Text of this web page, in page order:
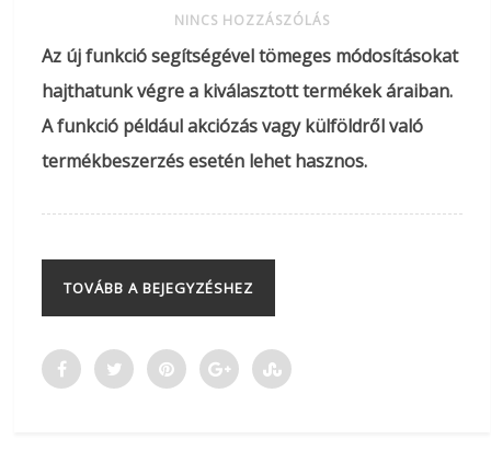
NINCS HOZZÁSZÓLÁS
Az új funkció segítségével tömeges módosításokat
hajthatunk végre a kiválasztott termékek áraiban.
A funkció például akciózás vagy külföldről való
termékbeszerzés esetén lehet hasznos.
TOVÁBB A BEJEGYZÉSHEZ